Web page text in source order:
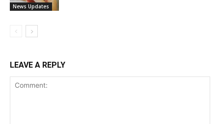
News Updates
LEAVE A REPLY